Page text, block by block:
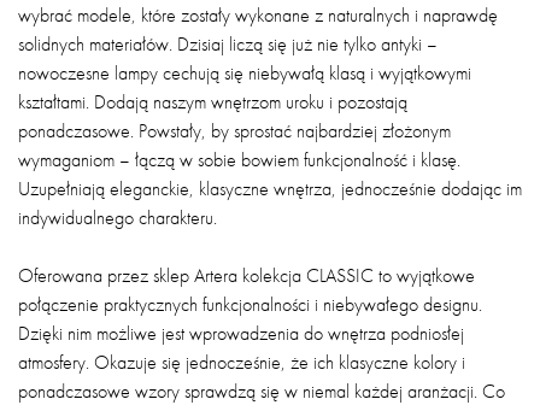
wybrać modele, które zostały wykonane z naturalnych i naprawdę
solidnych materiałów. Dzisiaj liczą się już nie tylko antyki –
nowoczesne lampy cechują się niebywałą klasą i wyjątkowymi
kształtami. Dodają naszym wnętrzom uroku i pozostają
ponadczasowe. Powstały, by sprostać najbardziej złożonym
wymaganiom – łączą w sobie bowiem funkcjonalność i klasę.
Uzupełniają eleganckie, klasyczne wnętrza, jednocześnie dodając im
indywidualnego charakteru.
Oferowana przez sklep Artera kolekcja CLASSIC to wyjątkowe
połączenie praktycznych funkcjonalności i niebywałego designu.
Dzięki nim możliwe jest wprowadzenia do wnętrza podniosłej
atmosfery. Okazuje się jednocześnie, że ich klasyczne kolory i
ponadczasowe wzory sprawdzą się w niemal każdej aranżacji. Co